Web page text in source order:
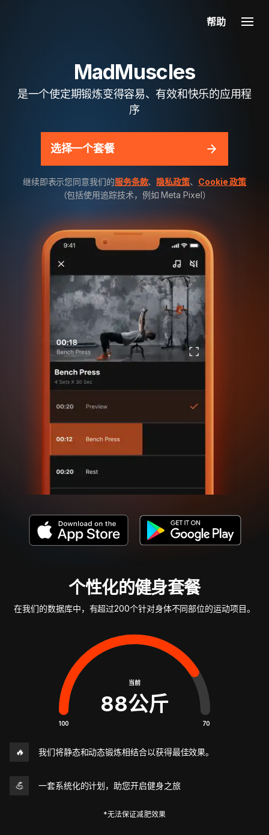
帮助
MadMuscles
是一个使定期锻炼变得容易、有效和快乐的应用程
序
选择一个套餐
继续即表示您同意我们的服务条款、 隐私政策、 Cookie 政策
（包括使用追踪技术，例如 Meta Pixel）
个性化的健身套餐
在我们的数据库中，有超过200个针对身体不同部位的运动项目。
当前
88公斤
100 70
🔥 我们将静态和动态锻炼相结合以获得最佳效果。
💪 一套系统化的计划，助您开启健身之旅
*无法保证减肥效果